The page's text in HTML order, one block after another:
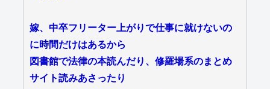
嫁、中卒フリーター上がりで仕事に就けないの
に時間だけはあるから
図書館で法律の本読んだり、修羅場系のまとめ
サイト読みあさったり